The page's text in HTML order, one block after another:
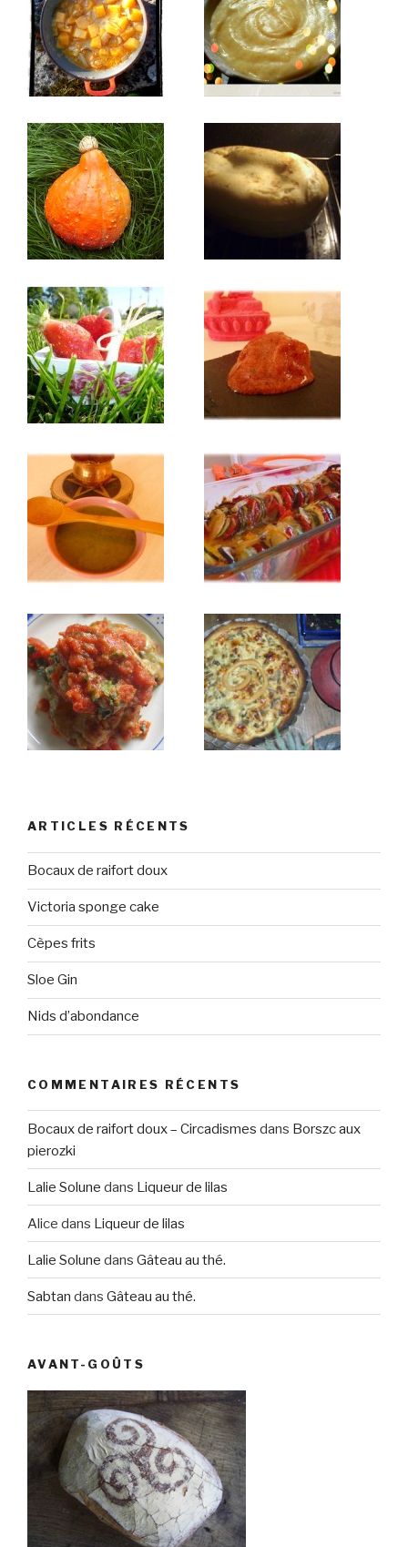
ARTICLES RÉCENTS
Bocaux de raifort doux
Victoria sponge cake
Cèpes frits
Sloe Gin
Nids d’abondance
COMMENTAIRES RÉCENTS
Bocaux de raifort doux – Circadismes dans Borszc aux
pierozki
Lalie Solune dans Liqueur de lilas
Alice dans Liqueur de lilas
Lalie Solune dans Gâteau au thé.
Sabtan dans Gâteau au thé.
AVANT-GOÛTS